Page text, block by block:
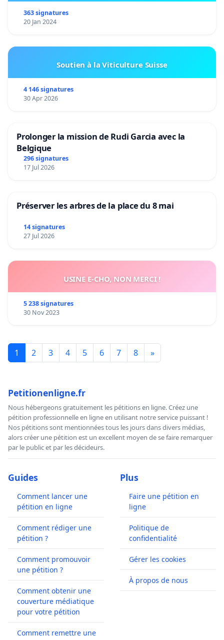
363 signatures
20 Jan 2024
Soutien à la Viticulture Suisse
4 146 signatures
30 Apr 2026
Prolonger la mission de Rudi Garcia avec la
Belgique
296 signatures
17 Jul 2026
Préserver les arbres de la place du 8 mai
14 signatures
27 Jul 2026
USINE E-CHO, NON MERCI !
5 238 signatures
30 Nov 2023
1 2 3 4 5 6 7 8 »
Petitionenligne.fr
Nous hébergeons gratuitement les pétitions en ligne. Créez une
pétition professionnelle en ligne en utilisant notre service puissant !
Nos pétitions sont mentionnées tous les jours dans divers médias,
alors créer une pétition est un excellent moyen de se faire remarquer
par le public et par les décideurs.
Guides
Comment lancer une
pétition en ligne
Comment rédiger une
pétition ?
Comment promouvoir
une pétition ?
Comment obtenir une
couverture médiatique
pour votre pétition
Comment remettre une
Plus
Faire une pétition en
ligne
Politique de
confidentialité
Gérer les cookies
À propos de nous